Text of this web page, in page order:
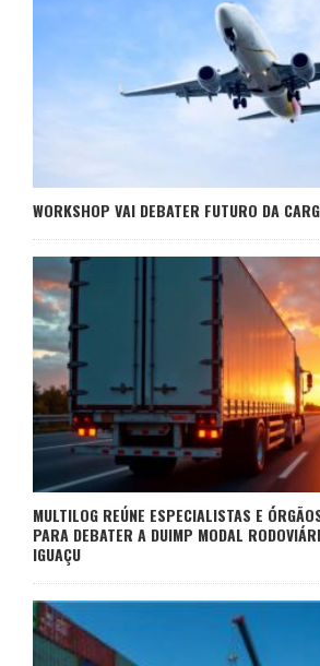
WORKSHOP VAI DEBATER FUTURO DA
MULTILOG REÚNE ESPECIALISTAS E
PARA DEBATER A DUIMP MODAL
IGUAÇU